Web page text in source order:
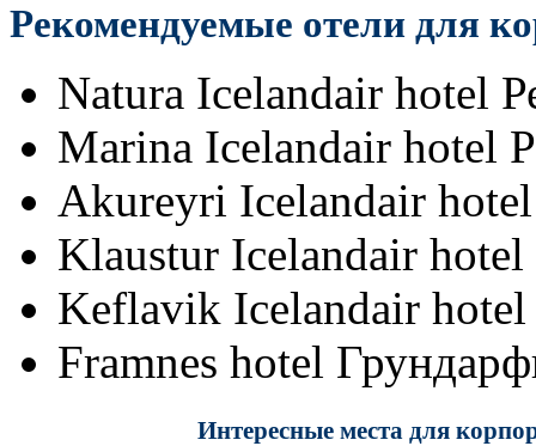
Рекомендуемые отели для
Natura Icelandair hotel
Marina Icelandair hotel
Akureyri Icelandair
Klaustur Icelandair hotel
Keflavik Icelandair hotel
Framnes hotel
Интересные места для